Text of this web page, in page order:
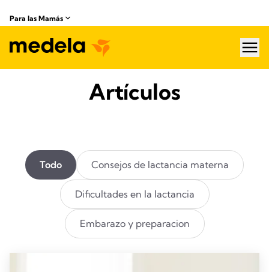
Para las Mamás
Artículos
Todo Consejos de lactancia materna
Dificultades en la lactancia
Embarazo y preparacion